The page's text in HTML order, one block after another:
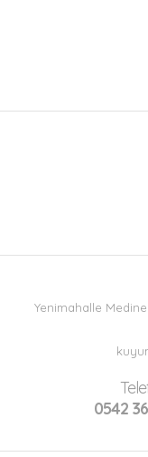
Yenimahalle
0542